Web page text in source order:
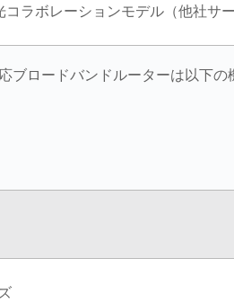
コラボレーションモデル（他社サー
ロードバンドルーターは以下の